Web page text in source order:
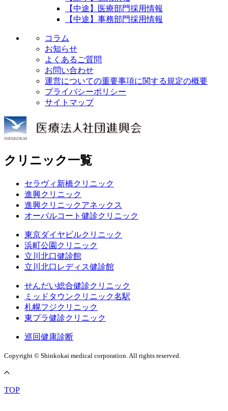
【中途】医療部門採用情報
【中途】事務部門採用情報
コラム
お知らせ
よくあるご質問
お問い合わせ
運営についての重要事項に関する規定の概要
プライバシーポリシー
サイトマップ
クリニック一覧
セラヴィ新橋クリニック
進興クリニック
進興クリニックアネックス
オーバルコート健診クリニック
東京ダイヤビルクリニック
浜町公園クリニック
立川北口健診館
立川北口レディス健診館
せんだい総合健診クリニック
ミッドタウンクリニック名駅
札幌フジクリニック
東プラ健診クリニック
巡回健康診断
Copyright © Shinkokai medical corporation. All rights reserved.
TOP